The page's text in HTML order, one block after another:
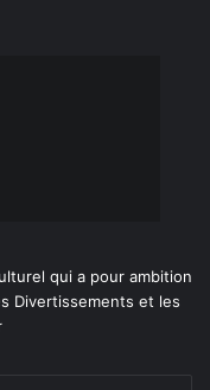
qui a pour ambition
Divertissements et les